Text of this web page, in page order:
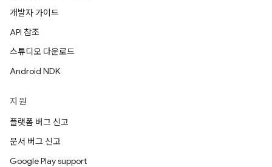
개발자 가이드
API 참조
스튜디오 다운로드
Android NDK
지원
플랫폼 버그 신고
문서 버그 신고
Google Play support